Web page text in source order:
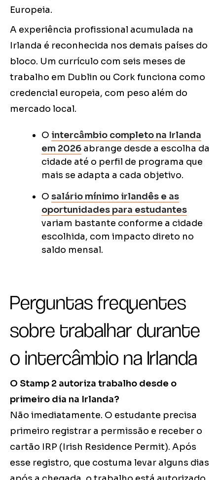
Europeia.
A experiência profissional acumulada na
Irlanda é reconhecida nos demais países do
bloco. Um currículo com seis meses de
trabalho em Dublin ou Cork funciona como
credencial europeia, com peso além do
mercado local.
O intercâmbio completo na Irlanda
em 2026 abrange desde a escolha da
cidade até o perfil de programa que
mais se adapta a cada objetivo.
O salário mínimo irlandês e as
oportunidades para estudantes
variam bastante conforme a cidade
escolhida, com impacto direto no
saldo mensal.
Perguntas frequentes
sobre trabalhar durante
o intercâmbio na Irlanda
O Stamp 2 autoriza trabalho desde o
primeiro dia na Irlanda?
Não imediatamente. O estudante precisa
primeiro registrar a permissão e receber o
cartão IRP (Irish Residence Permit). Após
esse registro, que costuma levar alguns dias